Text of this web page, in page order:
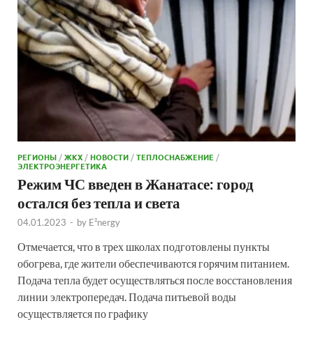
РЕГИОНЫ /ЖКХ /НОВОСТИ /ТЕПЛОСНАБЖЕНИЕ /
ЭЛЕКТРОЭНЕРГЕТИКА
Режим ЧС введен в Жанатасе: город
остался без тепла и света
04.01.2023 - by E²nergy
Отмечается, что в трех школах подготовлены пункты
обогрева, где жители обеспечиваются горячим питанием.
Подача тепла будет осуществляться после восстановления
линии электропередач. Подача питьевой воды
осуществляется по графику